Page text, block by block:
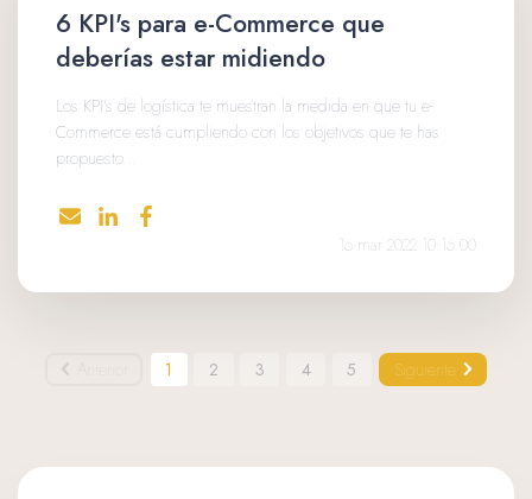
6 KPI's para e-Commerce que
deberías estar midiendo
Los KPI's de logística te muestran la medida en que tu e-
Commerce está cumpliendo con los objetivos que te has
propuesto...
16 mar 2022 10:16:00
1 2 3 4 5 Siguiente